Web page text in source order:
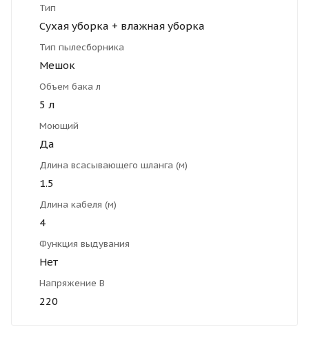
Тип
Сухая уборка + влажная уборка
Тип пылесборника
Мешок
Объем бака л
5 л
Моющий
Да
Длина всасывающего шланга (м)
1.5
Длина кабеля (м)
4
Функция выдувания
Нет
Напряжение В
220